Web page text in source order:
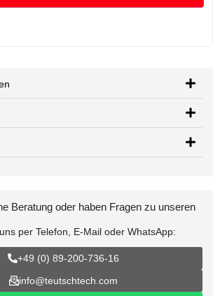
Beratung oder haben Fragen zu unseren
per Telefon, E-Mail oder WhatsApp:
+49 (0) 89-200-736-16
info@teutschtech.com